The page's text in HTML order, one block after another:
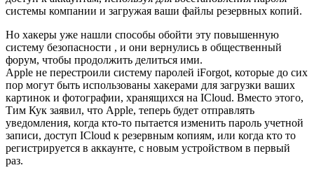
системы компании и загружая ваши файлы резервных копий.
Но хакеры уже нашли способы обойти эту повышенную
систему безопасности , и они вернулись в общественный
форум, чтобы продолжить делиться ими.
Apple не перестроили систему паролей iForgot, которые до сих
пор могут быть использованы хакерами для загрузки ваших
картинок и фотографии, хранящихся на ICloud. Вместо этого,
Тим Кук заявил, что Apple, теперь будет отправлять
уведомления, когда кто-то пытается изменить пароль учетной
записи, доступ ICloud к резервным копиям, или когда кто то
регистрируется в аккаунте, с новым устройством в первый
раз.